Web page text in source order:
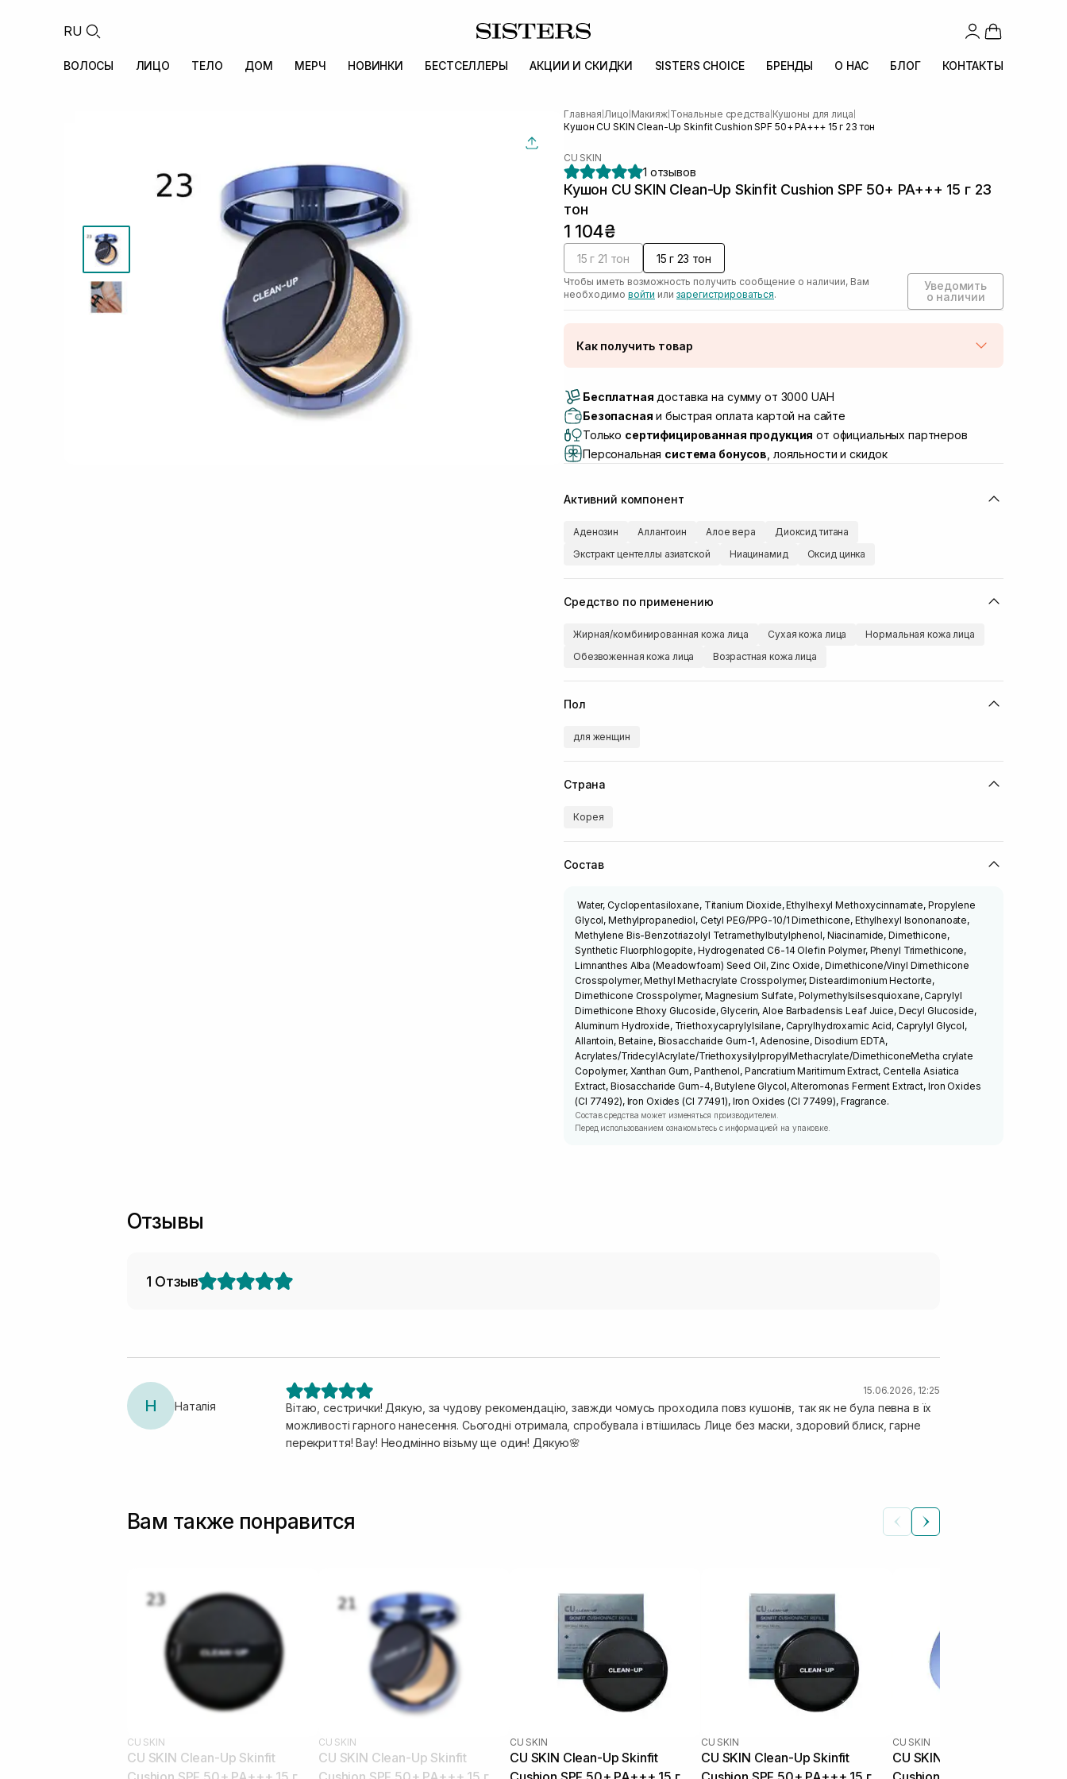
RU
ВОЛОСЫ ЛИЦО ТЕЛО ДОМ МЕРЧ НОВИНКИ БЕСТСЕЛЛЕРЫ АКЦИИ И СКИДКИ SISTERS CHOICE БРЕНДЫ О НАС БЛОГ КОНТАКТЫ
Главная Лицо Макияж| Тональные средства Кушоны для лица
Кушон CU SKIN Clean-Up Skinfit Cushion SPF 50+ PA+++ 15 г 23 тон
CU SKIN
1 отзывов
Кушон CU SKIN Clean-Up Skinfit Cushion SPF 50+ PA+++ 15 г 23
тон
1 104₴
15 г 21 тон 15 г 23 тон
Чтобы иметь возможность получить сообщение о наличии, Вам
необходимо войти или зарегистрироваться.
Уведомить
о наличии
Как получить товар
Самовывоз г. Луцк, Винниченка 4
Самовывоз г. Львов, ул. Академика Подстригача, 1В (Duck's
Самовывоз Львов (Ивана Франко 36) Нет в наличии!
Самовывоз г. Львов ул. Степана Бандеры 43 Нет в наличии!
Самовывоз г. Ровно, ул. Кулика и Гудачека 23 (ТЦ Экватор) Нет в наличии!
Бесплатная доставка на сумму от 3000 UAH
Безопасная и быстрая оплата картой на сайте
Только сертифицированная продукция от официальных партнеров
Персональная система бонусов , лояльности и скидок
Активний компонент
Аденозин Аллантоин Алое вера
Диоксид титана
Экстракт центеллы азиатской
Ниацинамид Оксид цинка
Средство по применению
Жирная/комбинированная кожа лица Сухая кожа лица
Нормальная кожа лица
Обезвоженная кожа лица
Возрастная кожа лица
Пол
для женщин
Страна
Корея
Состав
Water, Cyclopentasiloxane, Titanium Dioxide, Ethylhexyl Methoxycinnamate, Propylene
Glycol, Methylpropanediol, Cetyl PEG/PPG-10/1 Dimethicone, Ethylhexyl Isononanoate,
Methylene Bis-Benzotriazolyl Tetramethylbutylphenol, Niacinamide, Dimethicone,
Synthetic Fluorphlogopite, Hydrogenated C6-14 Olefin Polymer, Phenyl Trimethicone,
Limnanthes Alba (Meadowfoam) Seed Oil, Zinc Oxide, Dimethicone/Vinyl Dimethicone
Crosspolymer, Methyl Methacrylate Crosspolymer, Disteardimonium Hectorite,
Dimethicone Crosspolymer, Magnesium Sulfate, Polymethylsilsesquioxane, Caprylyl
Dimethicone Ethoxy Glucoside, Glycerin, Aloe Barbadensis Leaf Juice, Decyl Glucoside,
Aluminum Hydroxide, Triethoxycaprylylsilane, Caprylhydroxamic Acid, Caprylyl Glycol,
Allantoin, Betaine, Biosaccharide Gum-1, Adenosine, Disodium EDTA,
Acrylates/TridecylAcrylate/TriethoxysilylpropylMethacrylate/DimethiconeMetha crylate
Copolymer, Xanthan Gum, Panthenol, Pancratium Maritimum Extract, Centella Asiatica
Extract, Biosaccharide Gum-4, Butylene Glycol, Alteromonas Ferment Extract, Iron Oxides
(CI 77492), Iron Oxides (CI 77491), Iron Oxides (CI 77499), Fragrance.
Состав средства может изменяться производителем.
Перед использованием ознакомьтесь с информацией на упаковке.
Отзывы
1 Отзыв
Н Наталія
15.06.2026, 12:25
Вітаю, сестрички! Дякую, за чудову рекомендацію, завжди чомусь проходила повз кушонів, так як не була певна в їх
можливості гарного нанесення. Сьогодні отримала, спробувала і втішилась Лице без маски, здоровий блиск, гарне
перекриття! Вау! Неодмінно візьму ще один! Дякую🌸
Вам также понравится
CU SKIN
CU SKIN Clean-Up Skinfit
CU SKIN
CU SKIN Clean-Up Skinfit
CU SKIN
CU SKIN Clean-Up Skinfit
CU SKIN
CU SKIN Clean-Up Skinfit
CU SKIN
CU SKIN Clean-Up Skinfit